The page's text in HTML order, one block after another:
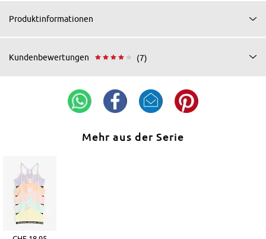
Produktinformationen
Kundenbewertungen (7)
Mehr aus der Serie